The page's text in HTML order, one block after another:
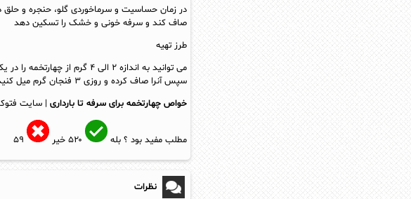
در زمان حساسیت و سرماخوردی گلو، حنجره و
صاف کند و سرفه خونی و خشک را تسکین دهد
طرز تهیه
می توانید به اندازه ۲ الی ۴
سپس آنرا صاف کرده و روزی ۳ فنجان گرم میل کنید
خواص چهارتخمه برای سرفه تا بارداری | سایت
مطلب مفید بود ؟ بله ۵۲۰ خیر ۵۹
نظرات